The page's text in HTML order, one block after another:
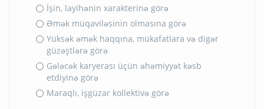
İşin, layihənin xarakterinə görə
Əmək müqaviləsinin olmasına görə
Yüksək əmək haqqına, mükafatlara və digər
güzəştlərə görə
Gələcək karyerası üçün əhəmiyyət kəsb
etdiyinə görə
Maraqlı, işgüzar kollektivə görə